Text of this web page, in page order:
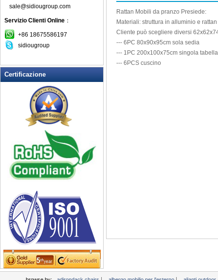
Panche invasatura
Panchina da giardino
Patio Set
Pits fuoco all'aperto
Rocking Chairs all'aperto
Sedia pieghevole
Sedie patio esterno
Tavoli da picnic
Tempo libero Tabella
Wicker Patio Mobili
Woodard Mobili
sale@sidiougroup.com
Servizio Clienti Online ：
+86 18675586197
sidiougroup
Certificazione
Rattan Mobili da pranzo Presiede:
Materiali: struttura in alluminio e rattan
Cliente può scegliere diversi
--- 6PC 80x90x95cm sola sedia
--- 1PC 200x100x75cm singola tabella
--- 6PCS cuscino